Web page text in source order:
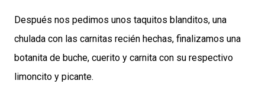
Después nos pedimos unos taquitos blanditos, una
chulada con las carnitas recién hechas, finalizamos una
botanita de buche, cuerito y carnita con su respectivo
limoncito y picante.